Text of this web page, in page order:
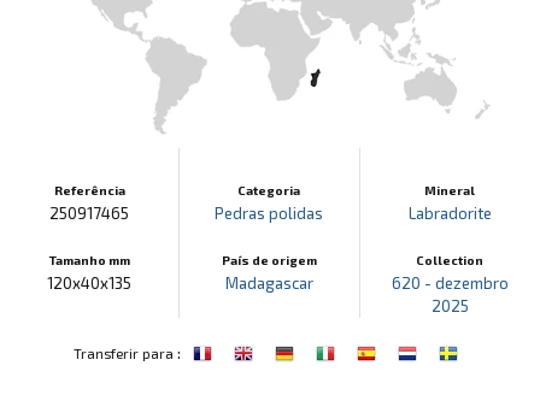
Referência
250917465
Tamanho mm
120x40x135
Categoria
Pedras polidas
País de origem
Madagascar
Mineral
Labradorite
Collection
620 - dezembro
2025
Transferir para :